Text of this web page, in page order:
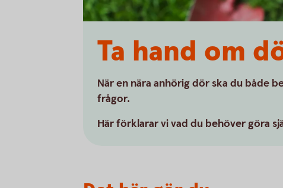
Ta hand om
När en nära anhörig dör ska du både
frågor.
Här förklarar vi vad du behöver göra